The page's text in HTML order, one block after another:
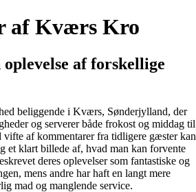
af Kværs Kro
af forskellige
beliggende i Kværs, Sønderjylland, der
og serverer både frokost og middag til
vifte af kommentarer fra tidligere gæster kan
et klart billede af, hvad man kan forvente
deres oplevelser som fantastiske og
mens andre har haft en langt mere
mad og manglende service.